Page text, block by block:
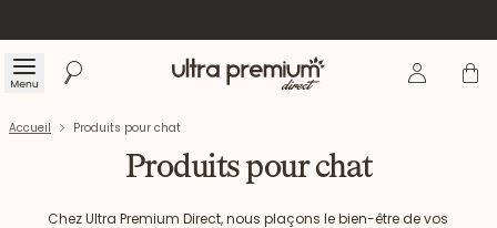
Menu Rechercher Accueil Se Panier
Accueil Produits pour chat
Produits pour chat
Chez Ultra Premium Direct, nous plaçons le bien-être de vos